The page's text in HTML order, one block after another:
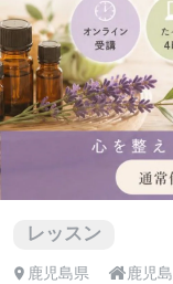
レッスン
鹿児島県 